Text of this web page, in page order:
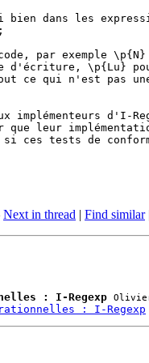
bien dans les
par exemple \p{N}
d'écriture, \p{Lu}
ce qui n'est pas
implémenteurs d'I-
leur
si ces tests de
Next in thread | Find similar|
: I-Regexp Olivier
: I-Regexp